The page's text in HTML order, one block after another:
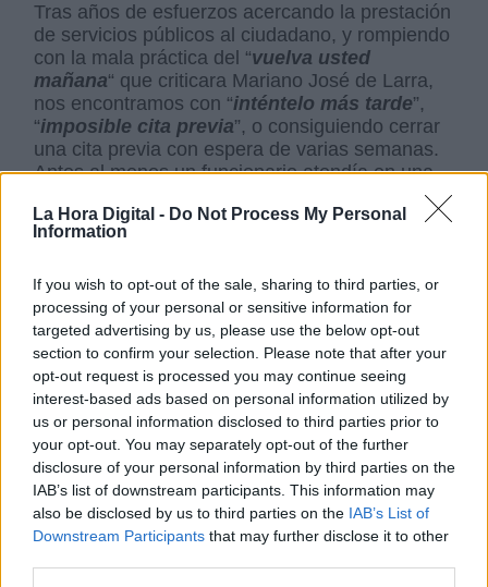
La Hora Digital - Do Not Process My Personal
Information
If you wish to opt-out of the sale, sharing to third parties, or
processing of your personal or sensitive information for
targeted advertising by us, please use the below opt-out
section to confirm your selection. Please note that after your
opt-out request is processed you may continue seeing
interest-based ads based on personal information utilized by
us or personal information disclosed to third parties prior to
your opt-out. You may separately opt-out of the further
disclosure of your personal information by third parties on the
IAB’s list of downstream participants. This information may
also be disclosed by us to third parties on the IAB’s List of
Downstream Participants that may further disclose it to other
Tras años de esfuerzos acercando la prestación
de servicios públicos al ciudadano, y rompiendo
con la mala práctica del “vuelva usted
mañana“ que criticara Mariano José de Larra,
nos encontramos con “inténtelo más tarde”,
“imposible cita previa”, o consiguiendo cerrar
una cita previa con espera de varias semanas.
Antes al menos un funcionario atendía en una
problema. Ahorauna máquina nos hace
esperaro no nos atiende como desearíamos.
Los retos de la
transformación digital en
España. (II)
Por Fernando Ballestero